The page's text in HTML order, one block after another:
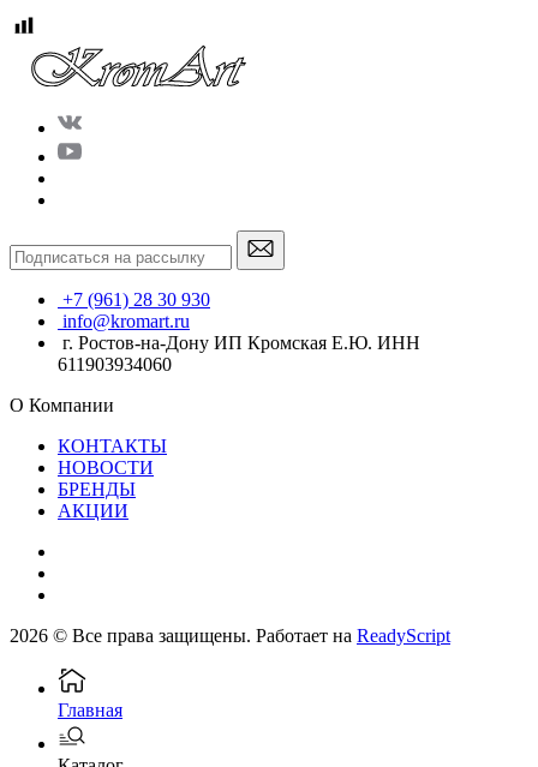
+7 (961) 28 30 930
info@kromart.ru
г. Ростов-на-Дону ИП Кромская Е.Ю. ИНН
611903934060
О Компании
КОНТАКТЫ
НОВОСТИ
БРЕНДЫ
АКЦИИ
2026 © Все права защищены. Работает на ReadyScript
Главная